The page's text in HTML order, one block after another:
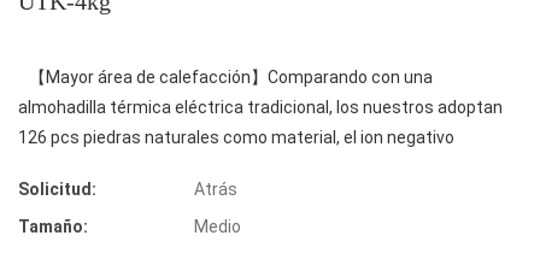
【Mayor área de calefacción】Comparando con una
almohadilla térmica eléctrica tradicional, los nuestros adoptan
126 pcs piedras naturales como material, el ion negativo
Solicitud:
Atrás
Tamaño:
Medio